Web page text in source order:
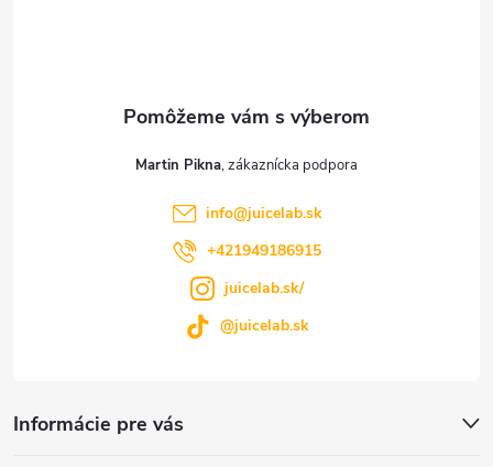
Informácie pre vás
Martin Pikna
info@juicelab.sk
+421949186915
juicelab.sk/
@juicelab.sk